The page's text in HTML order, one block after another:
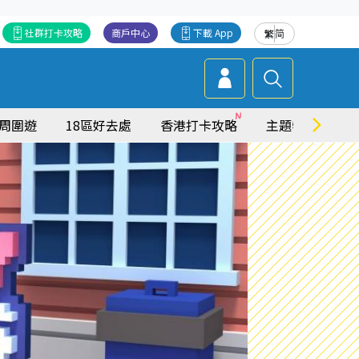
繁简
下載 App
商戶中心
社群打卡攻略
圍遊 18區好去處 香港打卡攻略 主題特集